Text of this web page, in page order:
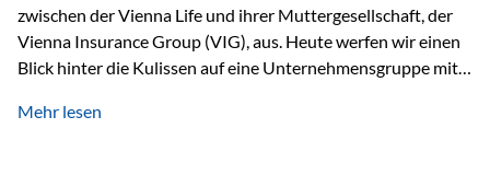
zwischen der Vienna Life und ihrer Muttergesellschaft, der
Vienna Insurance Group (VIG), aus. Heute werfen wir einen
Blick hinter die Kulissen auf eine Unternehmensgruppe mit
einem stabilen Fundament. Ein starkes Netzwerk in ganz
Mehr lesen